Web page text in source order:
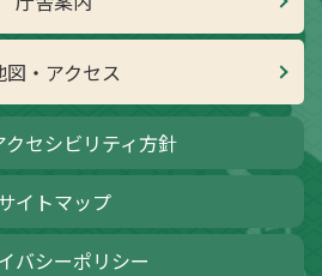
図・アクセス
クセシビリティ方針
イトマップ
バシーポリシー